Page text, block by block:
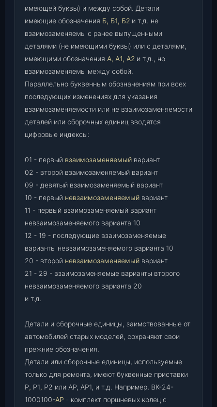
имеющей буквы) и между собой. Детали
имеющие обозначения Б, Б1, Б2 и т.д. не
взаимозаменяемы с ранее выпущенными
деталями (не имеющими буквы) или с деталями,
имеющими обозначения А, А1, А2 и т.д., но
взаимозаменяемы между собой.
Параллельно буквенным обозначениям при всех
последующих изменениях для указания
взаимозаменяемости или не взаимозаменяемости
деталей или сборочных единиц вводятся
цифровые индексы:
01 - первый взаимозаменяемый вариант
02 - второй взаимозаменяемый вариант
09 - девятый взаимозаменяемый вариант
10 - первый невзаимозаменяемый вариант
11 - первый взаимозаменяемый вариант
невзаимозаменяемого варианта 10
12 - 19 - последующие взаимозаменяемые
варианты невзаимозаменяемого варианта 10
20 - второй невзаимозаменяемый вариант
21 - 29 - взаимозаменяемые варианты второго
невзаимозаменяемого варианта 20
и т.д.
Детали и сборочные единицы, заимствованные от
автомобилей старых моделей, сохраняют свои
прежние обозначения.
Детали или сборочные единицы, используемые
только для ремонта, имеют буквенные приставки
Р, Р1, Р2 или АР, АР1, и т.д. Например, ВК-24-
1000100-АР - комплект поршневых колец с